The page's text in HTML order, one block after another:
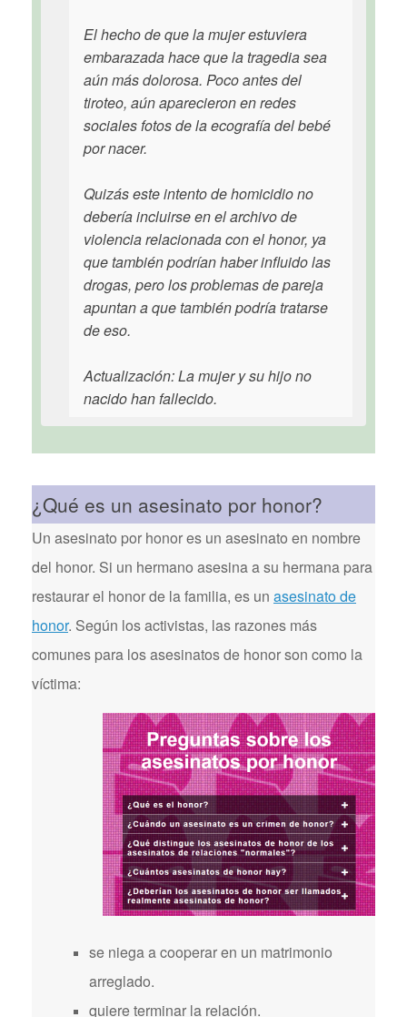
El hecho de que la mujer estuviera
embarazada hace que la tragedia sea
aún más dolorosa. Poco antes del
tiroteo, aún aparecieron en redes
sociales fotos de la ecografía del bebé
por nacer.
Quizás este intento de homicidio no
debería incluirse en el archivo de
violencia relacionada con el honor, ya
que también podrían haber influido las
drogas, pero los problemas de pareja
apuntan a que también podría tratarse
de eso.
Actualización: La mujer y su hijo no
nacido han fallecido.
¿Qué es un asesinato por honor?
Un asesinato por honor es un asesinato en nombre
del honor. Si un hermano asesina a su hermana para
restaurar el honor de la familia, es un asesinato de
honor. Según los activistas, las razones más
comunes para los asesinatos de honor son como la
víctima:
se niega a cooperar en un matrimonio
arreglado.
quiere terminar la relación.